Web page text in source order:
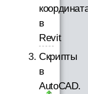
в
Revit
Скрипты
в
AutoCAD.